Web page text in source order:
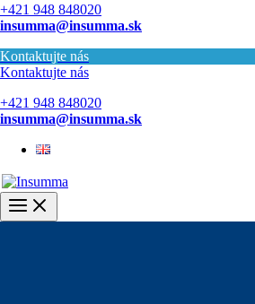
+421 948 848020
insumma@insumma.sk
Kontaktujte nás
Kontaktujte nás
+421 948 848020
insumma@insumma.sk
Main
Menu